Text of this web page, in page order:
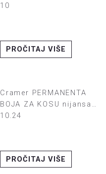
10
PROČITAJ VIŠE
Cramer PERMANENTA
BOJA ZA KOSU nijansa
10.24
PROČITAJ VIŠE